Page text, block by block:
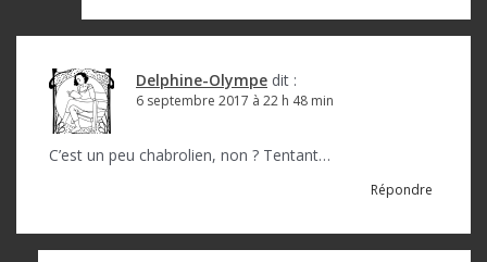
Delphine-Olympe dit :
6 septembre 2017 à 22 h 48 min
C’est un peu chabrolien, non ? Tentant…
Répondre